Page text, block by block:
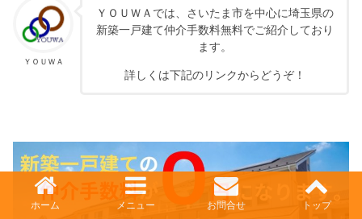
ＹＯＵＷＡ
ＹＯＵＷＡでは、さいたま市を中心に埼玉県の
新築一戸建て仲介手数料無料でご紹介しており
ます。
詳しくは下記のリンクからどうぞ！
ホーム メニュー お問合せ トップ